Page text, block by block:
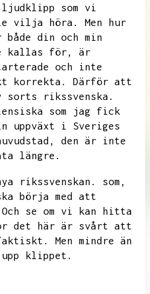
som vi
vilja höra.
Men hur
både din och min
kallas för,
är
och inte
korrekta.
Därför att
sorts rikssvenska.
som jag fick
uppväxt i Sveriges
den är inte
längre.
rikssvenskan.
som,
börja med att
Och se om vi kan hitta
det här är svårt att
Men mindre än
klippet.